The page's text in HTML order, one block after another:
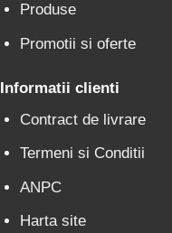
Produse
Promotii si oferte
Informatii clienti
Contract de livrare
Termeni si Conditii
ANPC
Harta site